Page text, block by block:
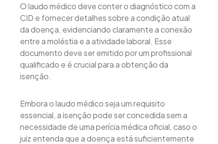
O laudo médico deve conter o diagnóstico com a
CID e fornecer detalhes sobre a condição atual
da doença, evidenciando claramente a conexão
entre a moléstia e a atividade laboral. Esse
documento deve ser emitido por um profissional
qualificado e é crucial para a obtenção da
isenção.
Embora o laudo médico seja um requisito
essencial, a isenção pode ser concedida sem a
necessidade de uma perícia médica oficial, caso o
juiz entenda que a doença está suficientemente